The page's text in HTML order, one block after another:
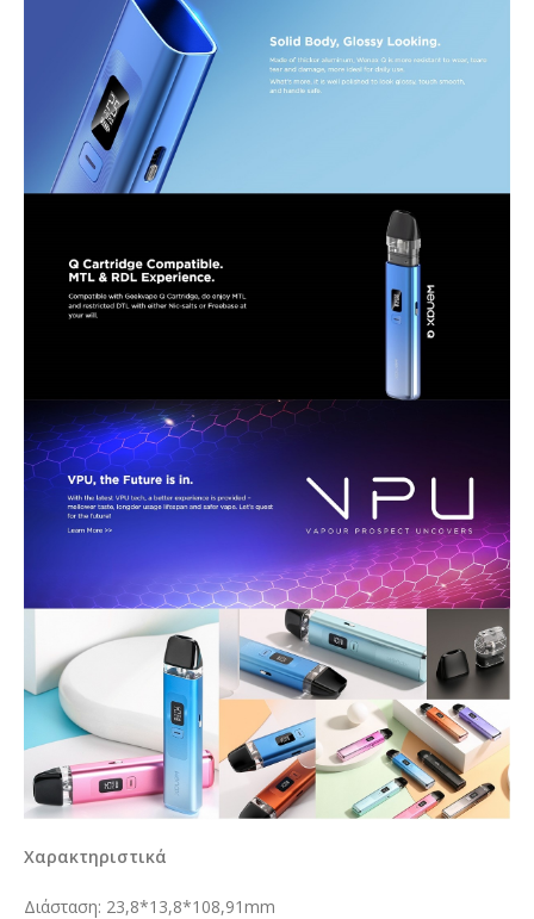
Χαρακτηριστικά
Διάσταση: 23,8*13,8*108,91mm